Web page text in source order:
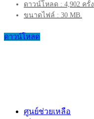
ดาวน์โหลด : 4,902 ครั้ง
ขนาดไฟล์ : 30 MB.
ดาวน์โหลด
ศูนย์ช่วยเหลือ